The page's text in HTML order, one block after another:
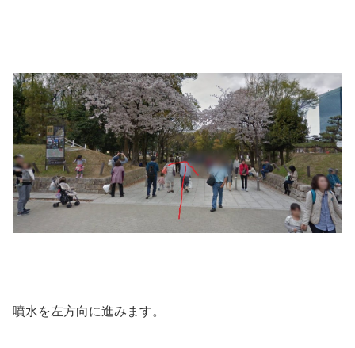
噴水を左方向に進みます。